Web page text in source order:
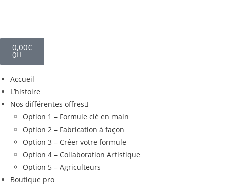
0,00€
0
Accueil
L’histoire
Nos différentes offres
Option 1 – Formule clé en main
Option 2 – Fabrication à façon
Option 3 – Créer votre formule
Option 4 – Collaboration Artistique
Option 5 – Agriculteurs
Boutique pro